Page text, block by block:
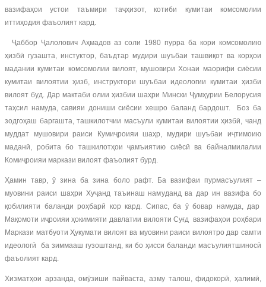
вазифаҳои устои таъмири таҷҳизот, котиби кумитаи комсомолии
иттиҳодия фаъолият кард.
Ҷаббор Ҷалолович Аҳмадов аз соли 1980 пурра ба кори комсомолию
ҳизбӣ гузашта, инстуктор, баъдтар мудири шуъбаи ташвиқот ва корҳои
мадании кумитаи комсомолии вилоят, мушовири Хонаи маорифи сиёсии
кумитаи вилоятии ҳизб, инструктори шуъбаи идеологии кумитаи ҳизби
вилоят буд. Дар мактаби олии ҳизбии шаҳри Мински Ҷумҳурии Белорусия
таҳсил намуда, савияи дониши сиёсии хешро баланд бардошт. Боз ба
зодгоҳаш баргашта, ташкилотчии масъули кумитаи вилоятии ҳизбӣ, чанд
муддат мушовири раиси Кумиҷроияи шаҳр, мудири шуъбаи иҷтимоию
маданӣ, робита бо ташкилотҳои ҷамъиятию сиёсӣ ва байналмилалии
Комиҷроияи маркази вилоят фаъолият бурд.
Ҳамин тавр, ӯ зина ба зина боло рафт. Ба вазифаи пурмасъулият –
муовини раиси шаҳри Хуҷанд таъинаш намуданд ва дар ин вазифа бо
қобилияти баланди роҳбарӣ кор кард. Сипас, ба ӯ бовар намуда, дар
Мақомоти иҷроияи ҳокимияти давлатии вилояти Суғд вазифаҳои роҳбари
Маркази матбуоти Ҳукумати вилоят ва муовини раиси вилоятро дар самти
идеологӣ ба зиммааш гузоштанд, ки бо ҳисси баланди масъулиятшиносӣ
фаъолият кард.
Хизматҳои арзанда, омӯзиши пайваста, азму талош, фидокорӣ, ҳалимӣ,